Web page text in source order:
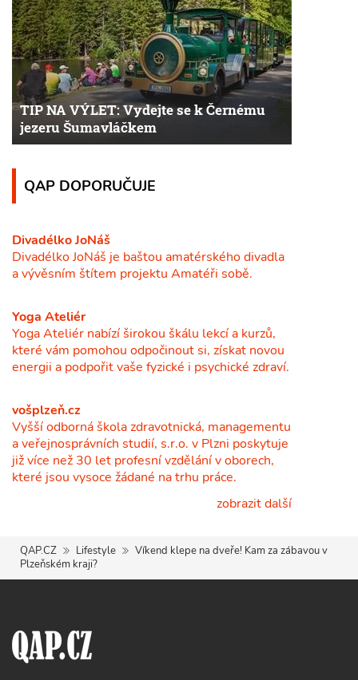
TIP NA VÝLET: Vydejte se k Černému
jezeru Šumavláčkem
QAP DOPORUČUJE
Divadélko JoNáš
Divadélko JoNáš je baštou amatérského divadla
a vývěsním štítem projektu Amatéři sobě.
Yoga Ateliér
Yoga Ateliér nabízí širokou škálu lekcí a kurzů,
které vám pomohou odpočinout si, získat novou
energii a podpořit vaše fyzické i psychické zdraví.
vošplzeň.cz
Vyšší odborná škola zdravotnická, managementu
a veřejnosprávních studií, s.r.o. v Plzni poskytuje
již více než 30 let profesní vzdělání v oborech,
které jsou vysoce žádané na trhu práce.
zobrazit další
QAP.CZ Lifestyle
Víkend klepe na dveře! Kam za zábavou v
Plzeňském kraji?